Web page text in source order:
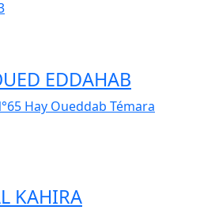
EDDAHAB
Hay Oueddab Témara
KAHIRA